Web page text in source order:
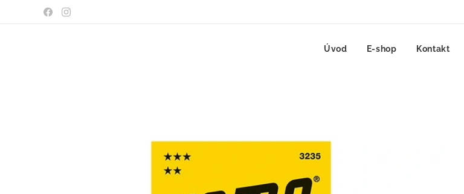
Úvod E-shop Kontakt